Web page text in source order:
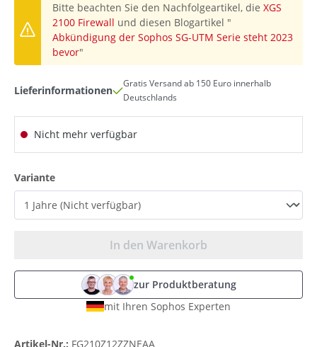
Bitte beachten Sie den Nachfolgeartikel, die XGS
2100 Firewall und diesen Blogartikel "
Abkündigung der Sophos SG-UTM Serie steht 2023
bevor"
Lieferinformationen
Gratis Versand ab 150 Euro innerhalb
Deutschlands
Nicht mehr verfügbar
Varianteauswählen
In den Warenkorb
zur Produktberatung
mit Ihren Sophos Experten
Artikel-Nr.: FG210Z12ZZNEAA